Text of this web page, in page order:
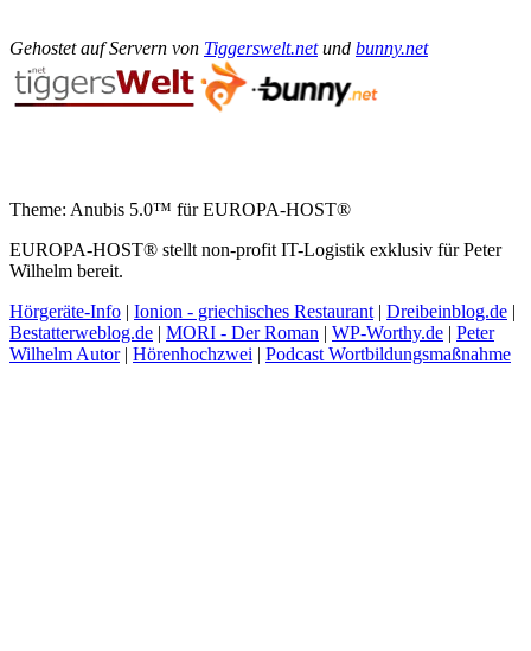
Gehostet auf Servern von Tiggerswelt.netund bunny.net
Theme: Anubis 5.0™ für EUROPA-HOST®
EUROPA-HOST® stellt non-profit IT-Logistik exklusiv für Peter
Wilhelm bereit.
Hörgeräte-Info
Ionion - griechisches Restaurant| Dreibeinblog.de
Bestatterweblog.de
MORI - Der Roman WP-Worthy.de
Peter
Wilhelm Autor| Hörenhochzwei Podcast Wortbildungsmaßnahme